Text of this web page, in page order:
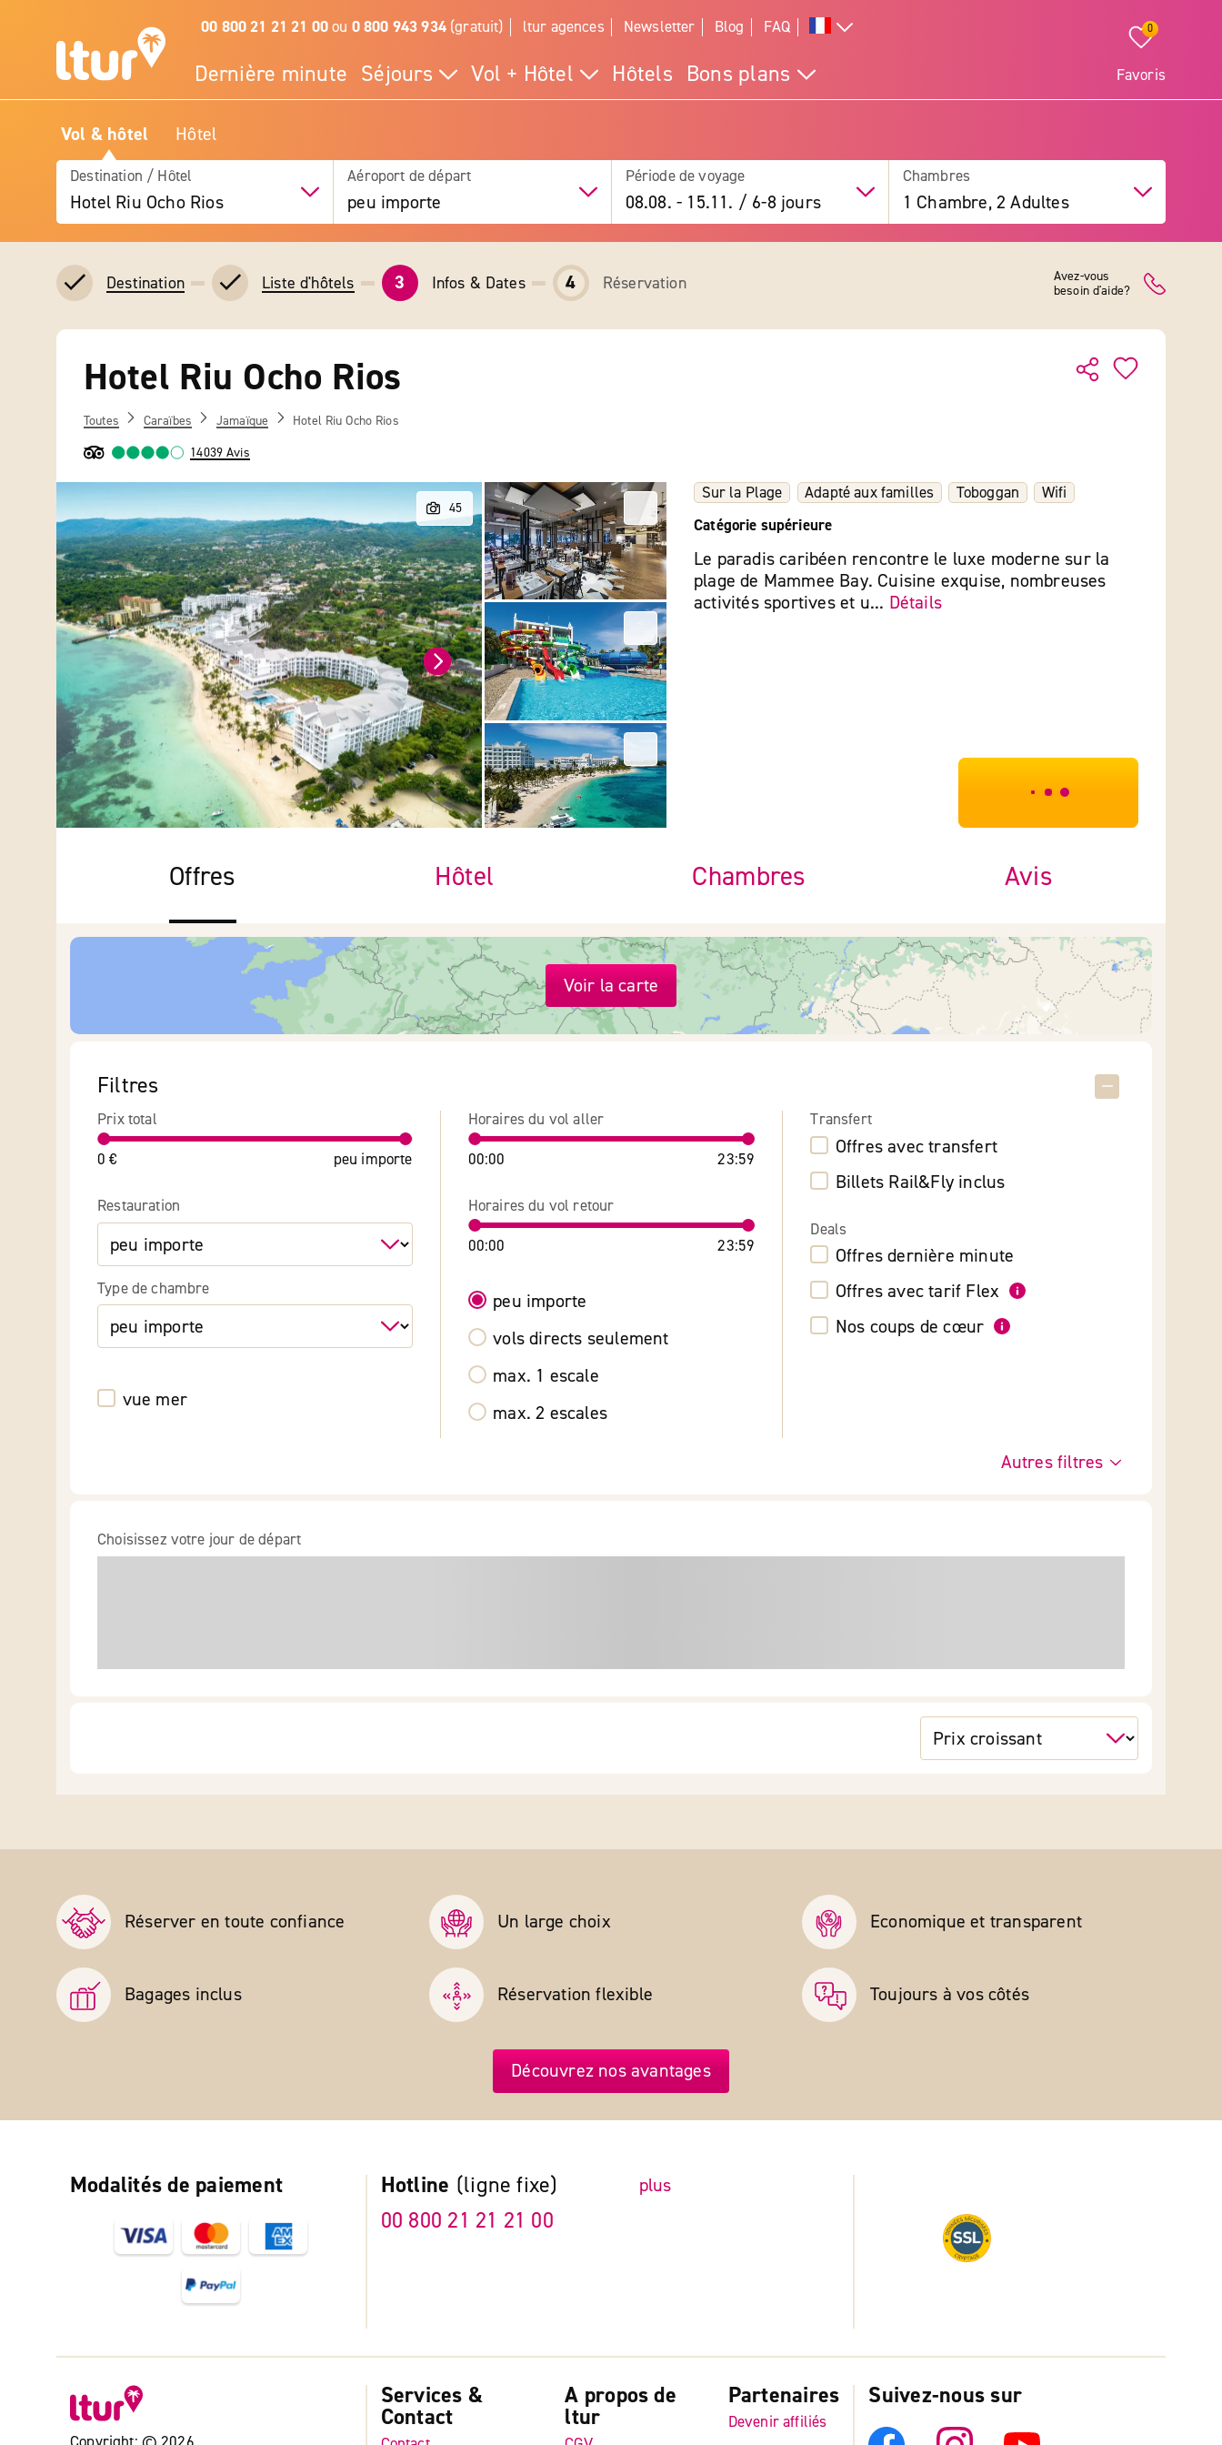
00 800 21 21 21 00ou 0 800 943 934(gratuit) ltur agences Newsletter Blog FAQ
Dernière minute Séjours Vol + Hôtel Hôtels Bons plans
0
Favoris
Vol & hôtel Hôtel
Destination / Hôtel
Hotel Riu Ocho Rios
Aéroport de départ
peu importe
Période de voyage
08.08. - 15.11. / 6-8 jours
Chambres
1 Chambre, 2 Adultes
Destination Liste d'hôtels 3 Infos & Dates 4 Réservation
Avez-vous
besoin d'aide?
Hotel Riu Ocho Rios
Toutes Caraïbes Jamaïque Hotel Riu Ocho Rios
14039 Avis
Sur la Plage Adapté aux familles Toboggan
Wifi
Catégorie supérieure
Le paradis caribéen rencontre le luxe moderne sur la
plage de Mammee Bay. Cuisine exquise, nombreuses
activités sportives et u... Détails
***************
Offres Hôtel Chambres Avis
Voir la carte
Filtres
Prix total
0 € peu importe
Restauration
Type de chambre
vue mer
Horaires du vol aller
00:00 23:59
Horaires du vol retour
00:00 23:59
peu importe
vols directs seulement
max. 1 escale
max. 2 escales
Transfert
Offres avec transfert
Billets Rail&Fly inclus
Deals
Offres dernière minute
Offres avec tarif Flex
Nos coups de cœur
Autres filtres
Choisissez votre jour de départ
Réserver en toute confiance Un large choix Economique et transparent
Bagages inclus Réservation flexible Toujours à vos côtés
Découvrez nos avantages
Modalités de paiement Hotline (ligne fixe) plus
00 800 21 21 21 00
Services &
Contact
A propos de
ltur
Partenaires
Devenir affiliés
Suivez-nous sur